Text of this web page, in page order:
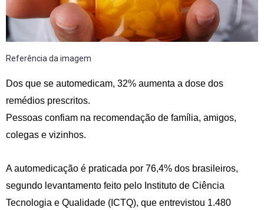
Referência da imagem
Dos que se automedicam, 32% aumenta a dose dos
remédios prescritos.
Pessoas confiam na recomendação de família, amigos,
colegas e vizinhos.
A automedicação é praticada por 76,4% dos brasileiros,
segundo levantamento feito pelo Instituto de Ciência
Tecnologia e Qualidade (ICTQ), que entrevistou 1.480